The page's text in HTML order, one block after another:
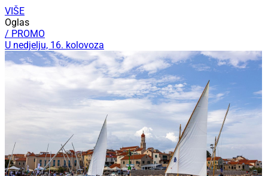
VIŠE
Oglas
/ PROMO
U nedjelju, 16. kolovoza